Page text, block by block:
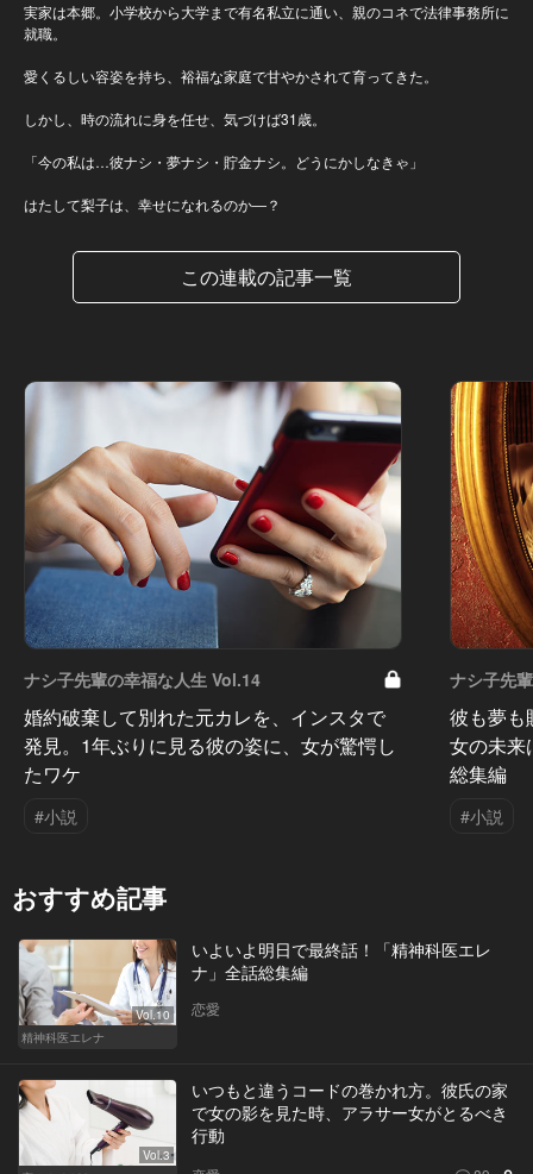
実家は本郷。小学校から大学まで有名私立に通い、親のコネで法律事務所に
就職。
愛くるしい容姿を持ち、裕福な家庭で甘やかされて育ってきた。
しかし、時の流れに身を任せ、気づけば31歳。
「今の私は…彼ナシ・夢ナシ・貯金ナシ。どうにかしなきゃ」
はたして梨子は、幸せになれるのか―？
この連載の記事一覧
ナシ子先輩の幸福な人生 Vol.14
婚約破棄して別れた元カレを、インスタで
発見。1年ぶりに見る彼の姿に、女が驚愕し
たワケ
#小説
ナシ子先
彼も夢も
女の未来
総集編
#小説
おすすめ記事
Vol.10
精神科医エレナ
いよいよ明日で最終話！「精神科医エレ
ナ」全話総集編
恋愛
Vol.3
いつもと違うコードの巻かれ方。彼氏の家
で女の影を見た時、アラサー女がとるべき
行動